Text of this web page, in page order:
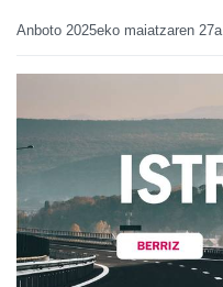
Anboto 2025eko maiatzaren 27a